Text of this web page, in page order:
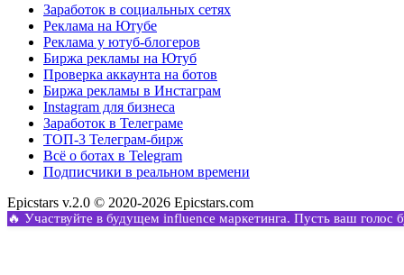
Заработок в социальных сетях
Реклама на Ютубе
Реклама у ютуб-блогеров
Биржа рекламы на Ютуб
Проверка аккаунта на ботов
Биржа рекламы в Инстаграм
Instagram для бизнеса
Заработок в Телеграме
ТОП-3 Телеграм-бирж
Всё о ботах в Telegram
Подписчики в реальном времени
Epicstars v.2.0 © 2020-2026 Epicstars.com
🔥 Участвуйте в будущем influence маркетинга. Пусть ваш голос